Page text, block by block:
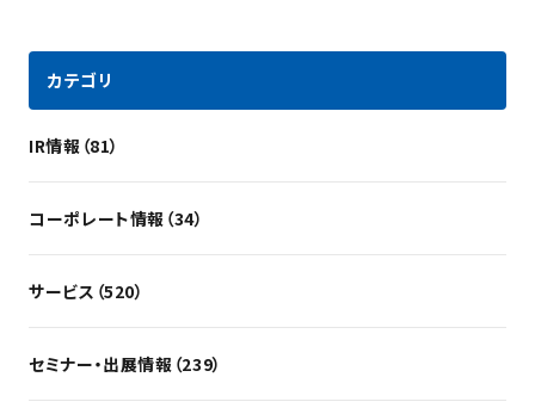
カテゴリ
IR情報（81）
コーポレート情報（34）
サービス（520）
セミナー・出展情報（239）